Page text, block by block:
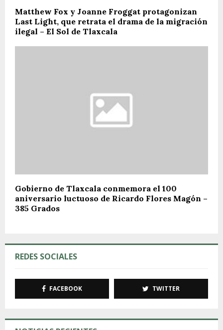
Matthew Fox y Joanne Froggat protagonizan
Last Light, que retrata el drama de la migración
ilegal – El Sol de Tlaxcala
Gobierno de Tlaxcala conmemora el 100
aniversario luctuoso de Ricardo Flores Magón –
385 Grados
REDES SOCIALES
FACEBOOK TWITTER